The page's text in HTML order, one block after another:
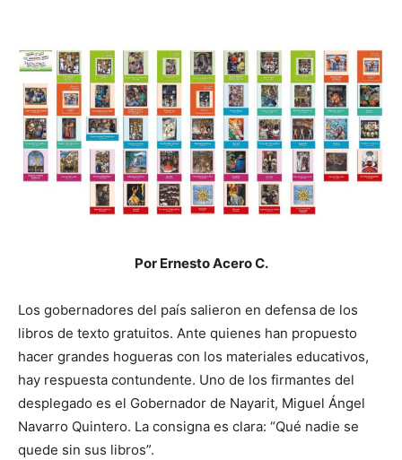
Por Ernesto Acero C.
Los gobernadores del país salieron en defensa de los
libros de texto gratuitos. Ante quienes han propuesto
hacer grandes hogueras con los materiales educativos,
hay respuesta contundente. Uno de los firmantes del
desplegado es el Gobernador de Nayarit, Miguel Ángel
Navarro Quintero. La consigna es clara: “Qué nadie se
quede sin sus libros”.